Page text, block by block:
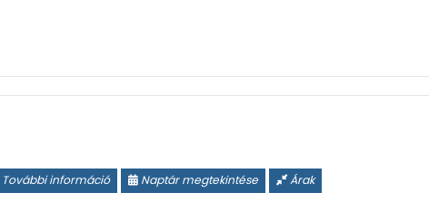
További információ Naptár megtekintése Árak